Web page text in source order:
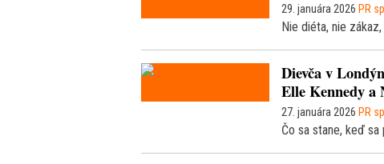
29. januára 2026 PR
Nie diéta, nie
Dievča v
Elle Kennedy a
27. januára 2026 PR
Čo sa stane, keď